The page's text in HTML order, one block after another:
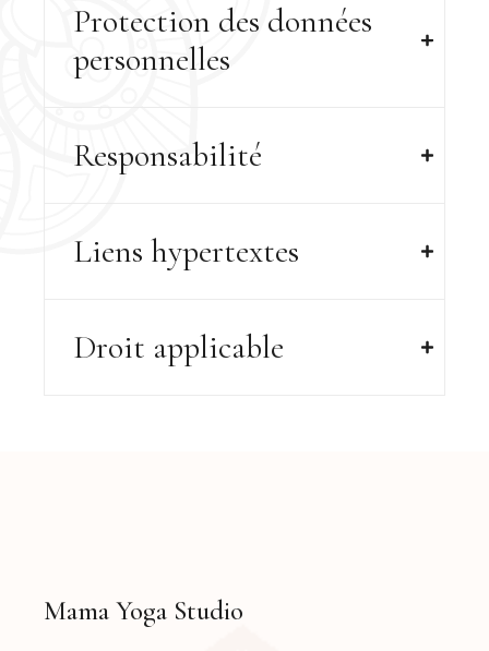
Protection des données
personnelles
Responsabilité
Liens hypertextes
Droit applicable
Mama Yoga Studio